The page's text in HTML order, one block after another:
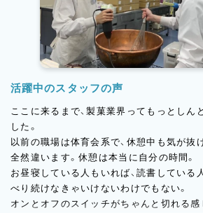
活躍中のスタッフの声
ここに来るまで、製菓業界ってもっとしん
した。
以前の職場は体育会系で、休憩中も気が抜
全然違います。休憩は本当に自分の時間。
お昼寝している人もいれば、読書している
べり続けなきゃいけないわけでもない。
オンとオフのスイッチがちゃんと切れる感